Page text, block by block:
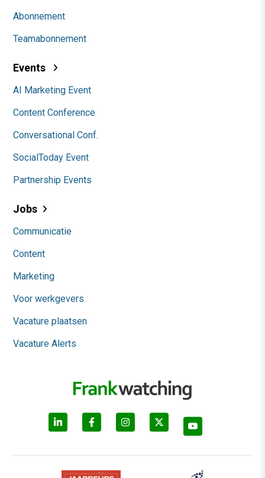
Abonnement
Teamabonnement
Events
AI Marketing Event
Content Conference
Conversational Conf.
SocialToday Event
Partnership Events
Jobs
Communicatie
Content
Marketing
Voor werkgevers
Vacature plaatsen
Vacature Alerts